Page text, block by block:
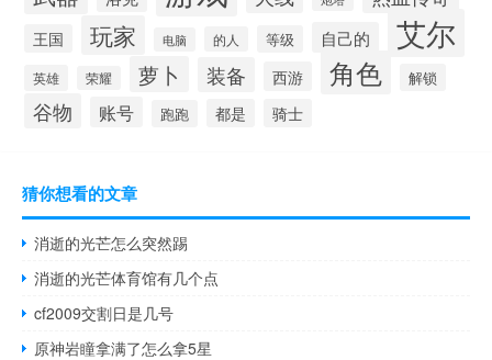
王国 玩家 电脑 的人 等级 自己的 艾尔
英雄 荣耀 萝卜 装备 西游 角色 解锁
谷物 账号 跑跑 都是 骑士
猜你想看的文章
消逝的光芒怎么突然踢
消逝的光芒体育馆有几个点
cf2009交割日是几号
原神岩瞳拿满了怎么拿5星